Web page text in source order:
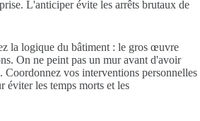
L'anticiper évite les arrêts brutaux de
la logique du bâtiment : le gros œuvre
On ne peint pas un mur avant d'avoir
Coordonnez vos interventions personnelles
éviter les temps morts et les